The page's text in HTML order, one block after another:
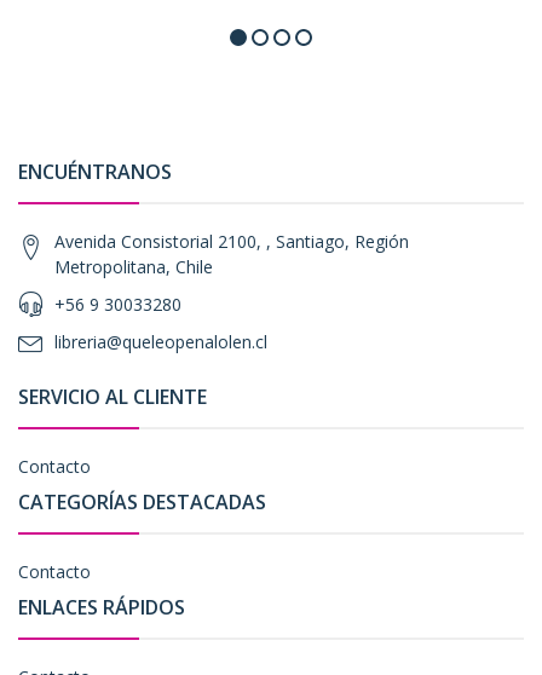
ENCUÉNTRANOS
Avenida Consistorial 2100, , Santiago, Región
Metropolitana, Chile
+56 9 30033280
libreria@queleopenalolen.cl
SERVICIO AL CLIENTE
Contacto
CATEGORÍAS DESTACADAS
Contacto
ENLACES RÁPIDOS